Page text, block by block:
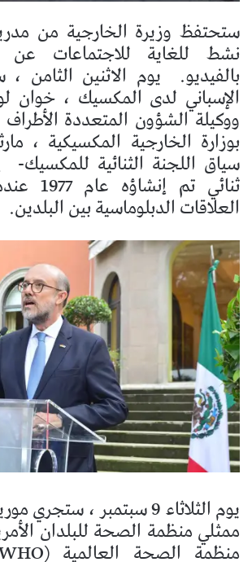
ستحتفظ وزيرة الخارجية من
نشط للغاية للاجتماعات عن
بالفيديو. يوم الاثنين الثامن
الإسباني لدى المكسيك ، خوان
ووكيلة الشؤون المتعددة
بوزارة الخارجية المكسيكية ،
سياق اللجنة الثنائية للمكسيك-
ثنائي
العلاقات الدبلوماسية بين البلدين.
يوم الثلاثاء 9 سبتمبر ،